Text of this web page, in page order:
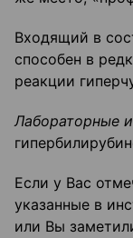
Входящий в
способен в
реакции
Лабораторные
Если у Вас
указанные в
или Вы